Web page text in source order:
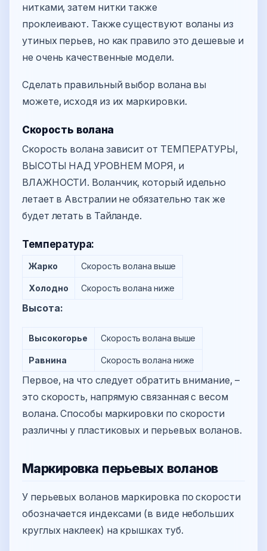
нитками, затем нитки также
проклеивают. Также существуют воланы из
утиных перьев, но как правило это дешевые и
не очень качественные модели.
Сделать правильный выбор волана вы
можете, исходя из их маркировки.
Скорость волана
Скорость волана зависит от ТЕМПЕРАТУРЫ,
ВЫСОТЫ НАД УРОВНЕМ МОРЯ, и
ВЛАЖНОСТИ. Воланчик, который идельно
летает в Австралии не обязательно так же
будет летать в Тайланде.
Температура:
Жарко Скорость волана выше
Холодно Скорость волана ниже
Высота:
Высокогорье Скорость волана выше
Равнина Скорость волана ниже
Первое, на что следует обратить внимание, –
это скорость, напрямую связанная с весом
волана. Способы маркировки по скорости
различны у пластиковых и перьевых воланов.
Маркировка перьевых воланов
У перьевых воланов маркировка по скорости
обозначается индексами (в виде небольших
круглых наклеек) на крышках туб.